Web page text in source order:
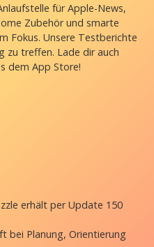
für Apple-News,
Zubehör und smarte
Fokus. Unsere Testberichte
zu treffen. Lade dir auch
dem App Store!
erhält per Update 150
bei Planung, Orientierung